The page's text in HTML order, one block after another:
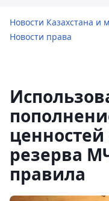
Новости Казахстана и
Новости права
резерва
правила